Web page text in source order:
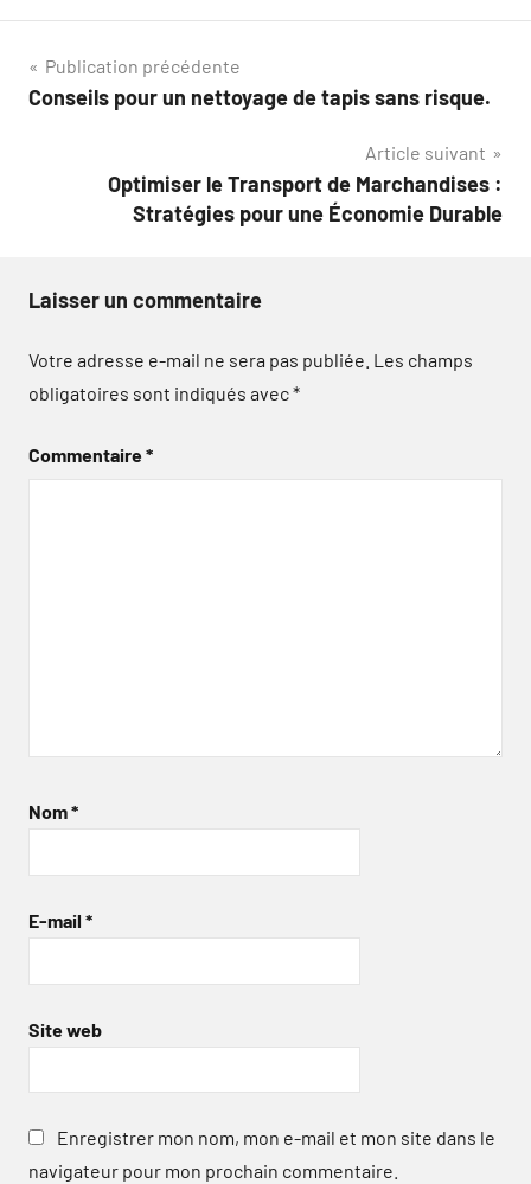
Navigation
de
Publication précédente
Conseils pour un nettoyage de tapis sans risque.
Article suivant
Optimiser le Transport de Marchandises :
Stratégies pour une Économie Durable
Laisser un commentaire
Votre adresse e-mail ne sera pas publiée. Les champs
obligatoires sont indiqués avec*
Commentaire*
Nom*
E-mail *
Site web
Enregistrer mon nom, mon e-mail et mon site dans le
navigateur pour mon prochain commentaire.